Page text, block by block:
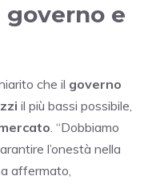
governo e
che il governo
il più bassi possibile,
. “Dobbiamo
l’onestà nella
affermato,